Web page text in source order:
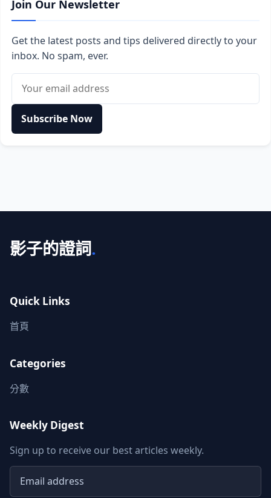
Join Our Newsletter
Get the latest posts and tips delivered directly to your
inbox. No spam, ever.
Subscribe Now
影子的證詞.
Quick Links
首頁
Categories
分數
Weekly Digest
Sign up to receive our best articles weekly.
Email address